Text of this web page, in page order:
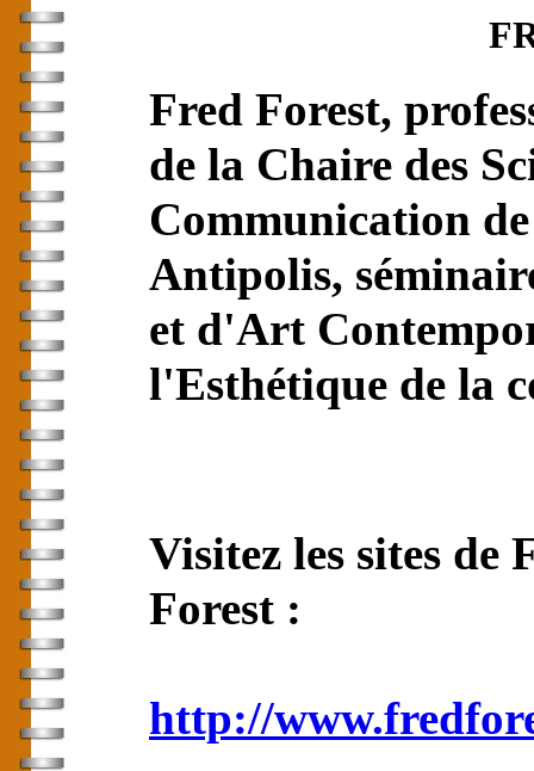
Fred Forest,
de la Chaire des
Communication
Antipolis,
et d'Art
l'Esthétique de la
Visitez les sites de
Forest :
http://